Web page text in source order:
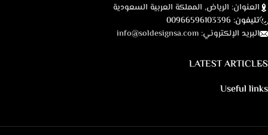
العنوان: الرياض, المملكة العربية السعودية
تليفون: 00966596103396
البريد الإلكتروني: info@soldesignsa.com
LATEST ARTICLES
Useful links